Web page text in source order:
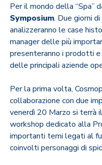
Per il mondo della “Spa”
Symposium. Due giorni
analizzeranno le case
manager delle più
presenteranno i prodotti
delle principali aziende
Per la prima volta,
collaborazione con due
venerdì 20 Marzo si terrà il
workshop dedicato alla
importanti temi legati al
coinvolti personaggi di